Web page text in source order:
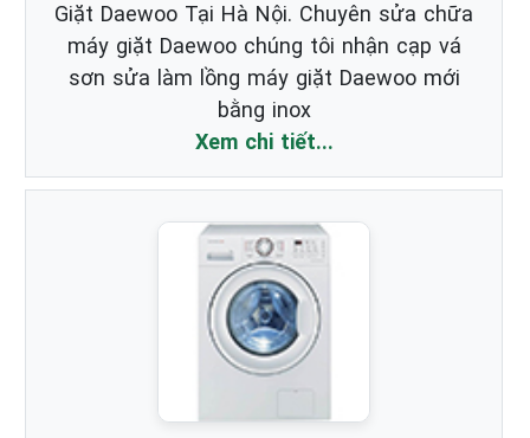
Giặt Daewoo Tại Hà Nội. Chuyên sửa chữa
máy giặt Daewoo chúng tôi nhận cạp vá
sơn sửa làm lồng máy giặt Daewoo mới
bằng inox
Xem chi tiết...